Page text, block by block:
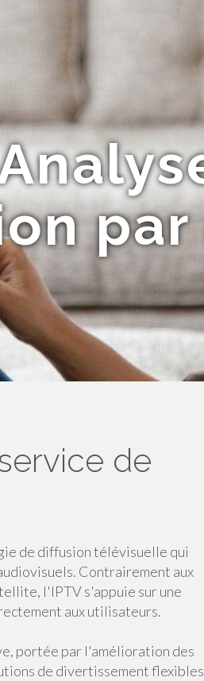
de
de diffusion télévisuelle qui
Contrairement aux
l'IPTV s'appuie sur une
aux utilisateurs.
portée par l'amélioration des
de divertissement